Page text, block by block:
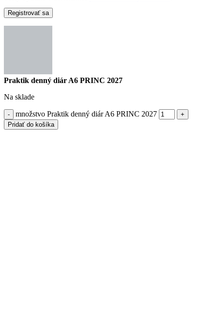
Registrovať sa
Praktik denný diár A6 PRINC 2027
Na sklade
množstvo Praktik denný diár A6 PRINC 2027
Pridať do košíka